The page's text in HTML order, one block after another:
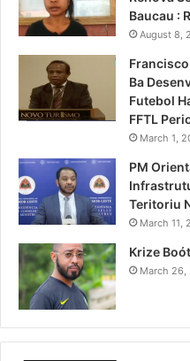
Baucau :
August 8,
Ba
Futebol
FFTL
March 1,
PM
Teritoriu
March 11,
Krize
March 26,